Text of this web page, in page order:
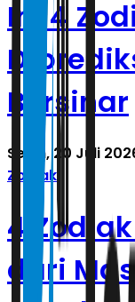
Ini 4
Bersinar
Senin, 20 Juli
Zodiak
4
dari